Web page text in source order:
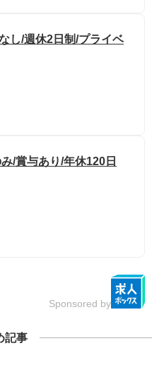
し/週休2日制/プライベ
/賞与あり/年休120日
Sponsored by
記事